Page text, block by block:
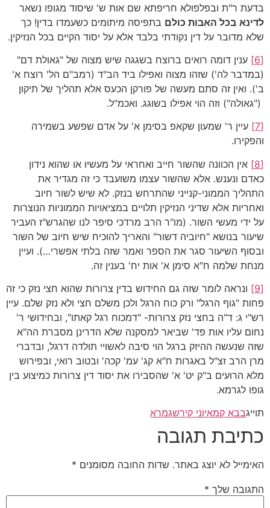
בדעת ר"ת ובפלפולא חריפתא שם אות ש' שיסוד מגופו נשאר
לדינא בכל האבות כולם בתפיסה מיתומים כשעמדו בדין! כך
שלא מדובר על דין נקודתי בלבד אלא על יסוד הקיים בכל הנזיקין.
[6]
ענין דומה רואים ברוצח בשגגה שיש מצוה של "גאולת דם"
(במדבר לה') שזהו מצוה ואפילו ביד הב"ד (רמב"ם הל' רוצח א'
ב'). ואין זה סתם מעשה של פורקן הכעס אלא תהליך של תיקון
("גאולה") וזה הוי אפילו בשוגג. ואכמ"ל.
[7]
עיין ר' שמעון שקאפ בסימן א' על אדם שפשע בשמירה
והפקירו.
[8]
אין הכוונה שהשור חייב ואחראי על מעשיו או שהוא נידון
כאדם ונענש. אלא שהשור עצמו משועבד כי זה מגדיר את
התהליך הממוני-קנייני שהתרחש בנזק. לא שיש לשור חיוב
ואחריות אלא שדיני הנזיקין תלויים במציאויות הממוניות הנוצרות
על ידי מעשי השור. (מו"ר הרב מרדכי סיפר לנו שהגרש"ז העביר
שיעור בנושא "חיוביה דשור" והאריך להוכיח שיש חיוב של השור
ובסוף השיעור סגר את הספר ואמר שזה בלתי אפשרי…). ועיין
מנחת שלמה ח"א סימן א' אות יח' בענין זה.
[9]
ונראה לומר שזה גם החידוש בדין צרורות שהוא חצי נזק כי זה
פחות "גוף הרגל" ורק כוח הרגל ולכן משלם חצי ולא נזק שלם. עיין
רש"י ג: ד"ה בחצי נזק צרורות- "דמכוח רגל קאתו", ובחידושי ר'
נחום עליו אות פד' שביאר למסקנה שלא הדרינן מסברת הה"א
שזה שנעשה ההיזק ברגל הוי סיבה לאשויי תולדה דרגל, ובדברי
מרן הרב זצ"ל באגרות ח"א קג' עמ' קכה' ובטוב רואי, ובפירוש
מלא הרועים ב"ק יט' א' שהסבירו את יסוד דין צרורות כמיצוע בין
גופו לגרמא.
תוייגבבא קמאיוני קירשגמרא
כתיבת תגובה
האימייל לא יוצג באתר. שדות החובה מסומנים *
התגובה שלך *